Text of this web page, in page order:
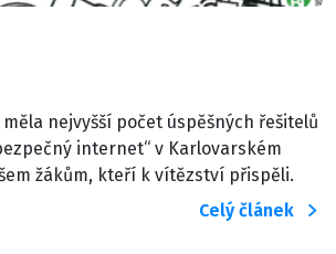
měla nejvyšší počet úspěšných řešitelů
internet“ v Karlovarském
žákům, kteří k vítězství přispěli.
Celý článek